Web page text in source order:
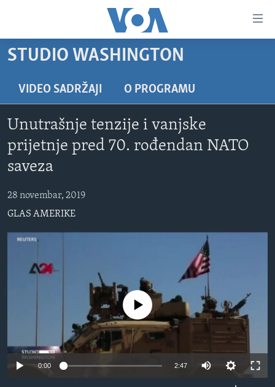
glavni
Pređi
na
glavnu
Idi
na
VIDEO
VIJESTI
SJEDINJENE AMERIČKE DRŽAVE
SVIJET
NAUKA I TEHNOLOGIJA
KORUPCIJA
SLOBODA MEDIJA
ŽENSKA STRANA
IZBJEGLIČKA STRANA
O GLASU AMERIKE
Learning English
STUDIO WASHINGTON
VIDEO SADRŽAJI O PROGRAMU
Unutrašnje tenzije i vanjske
prijetnje pred 70. rođendan NATO
saveza
28 novembar, 2019
GLAS AMERIKE
No media source currently available
0:00 2:47